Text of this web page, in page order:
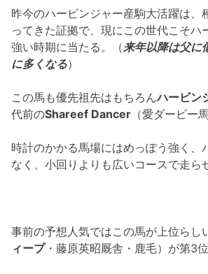
昨今のハービンジャー産駒大活躍は、
ってきた証拠で、現にこの世代こそハ
強い時期に当たる。（来年以降は父に
に多くなる）
この馬も優先祖先はもちろんハービン
代前のShareef Dancer （愛ダービー
時計のかかる馬場にはめっぽう強く、
なく、小回りよりも広いコースで走ら
事前の予想人気ではこの馬が上位らし
ィープ・藤原英昭厩舎・鹿毛）が第3位